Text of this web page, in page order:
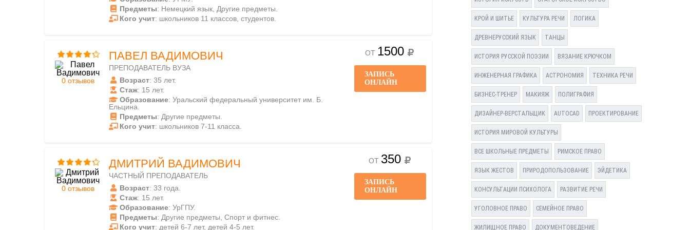
Предметы: Немецкий язык, Другие предметы.
Кого учит: школьников 11 классов, студентов.
0 отзывов
ПАВЕЛ ВАДИМОВИЧ
ПРЕПОДАВАТЕЛЬ ВУЗА
Возраст: 35 лет.
Стаж: 15 лет.
Образование: Уральский федеральный университет им. Б.
Ельцина.
Предметы: Другие предметы.
Кого учит: школьников 7-11 класса.
ОТ 1500
ЗАПИСЬ
ОНЛАЙН
0 отзывов
ДМИТРИЙ ВАДИМОВИЧ
ЧАСТНЫЙ ПРЕПОДАВАТЕЛЬ
Возраст: 33 года.
Стаж: 15 лет.
Образование: УрГПУ.
Предметы: Другие предметы, Спорт и фитнес.
Кого учит: детей 6-7 лет, детей 4-5 лет.
ОТ 350
ЗАПИСЬ
ОНЛАЙН
КРОЙ И ШИТЬЕ КУЛЬТУРА РЕЧИ ЛОГИКА
ДРЕВНЕРУССКИЙ ЯЗЫК ТАНЦЫ
ИСТОРИЯ РУССКОЙ ПОЭЗИИ ВЯЗАНИЕ КРЮЧКОМ
ИНЖЕНЕРНАЯ ГРАФИКА АСТРОНОМИЯ ТЕХНИКА РЕЧИ
БИЗНЕС-ТРЕНЕР МАКИЯЖ ПОЛИГРАФИЯ
ДИЗАЙНЕР-ВЕРСТАЛЬЩИК AUTOCAD ПРОЕКТИРОВАНИЕ
ИСТОРИЯ МИРОВОЙ КУЛЬТУРЫ
ВСЕ ШКОЛЬНЫЕ ПРЕДМЕТЫ РИМСКОЕ ПРАВО
ЯЗЫК ЖЕСТОВ ПРИРОДОПОЛЬЗОВАНИЕ ЭЙДЕТИКА
КОНСУЛЬТАЦИИ ПСИХОЛОГА РАЗВИТИЕ РЕЧИ
УГОЛОВНОЕ ПРАВО СЕМЕЙНОЕ ПРАВО
ЖИЛИЩНОЕ ПРАВО ДОКУМЕНТОВЕДЕНИЕ